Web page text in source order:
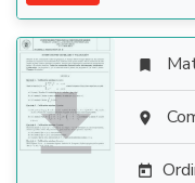



